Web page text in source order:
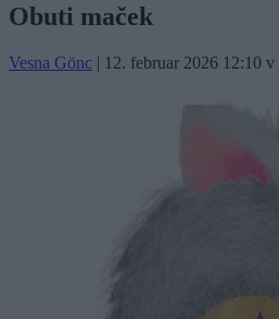
Obuti maček
Vesna Gönc | 12. februar 2026 12:10 v